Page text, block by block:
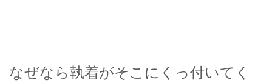
なぜなら執着がそこにくっ付いてく